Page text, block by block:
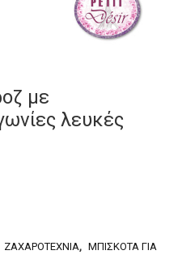
με
λευκές
ΖΑΧΑΡΟΤΕΧΝΊΑ, ΜΠΙΣΚΌΤΑ ΓΙΑ